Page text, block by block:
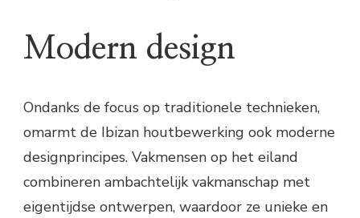
Modern design
Ondanks de focus op traditionele technieken,
omarmt de Ibizan houtbewerking ook moderne
designprincipes. Vakmensen op het eiland
combineren ambachtelijk vakmanschap met
eigentijdse ontwerpen, waardoor ze unieke en